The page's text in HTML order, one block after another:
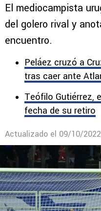
El mediocampista
del golero rival y
encuentro.
Peláez cruzó a
tras caer ante
Teófilo Gutiérrez,
fecha de su retiro
Actualizado el 09/10/